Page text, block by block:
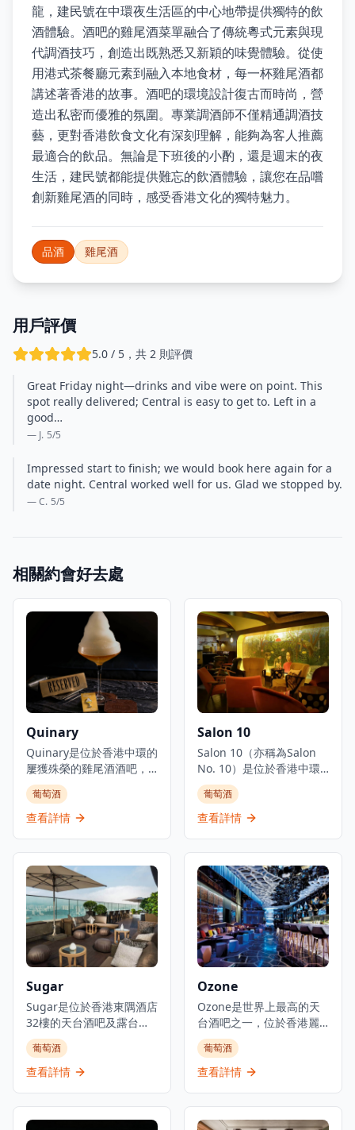
龍，建民號在中環夜生活區的中心地帶提供獨特的飲
酒體驗。酒吧的雞尾酒菜單融合了傳統粵式元素與現
代調酒技巧，創造出既熟悉又新穎的味覺體驗。從使
用港式茶餐廳元素到融入本地食材，每一杯雞尾酒都
講述著香港的故事。酒吧的環境設計復古而時尚，營
造出私密而優雅的氛圍。專業調酒師不僅精通調酒技
藝，更對香港飲食文化有深刻理解，能夠為客人推薦
最適合的飲品。無論是下班後的小酌，還是週末的夜
生活，建民號都能提供難忘的飲酒體驗，讓您在品嚐
創新雞尾酒的同時，感受香港文化的獨特魅力。
品酒 雞尾酒
用戶評價
5.0 / 5，共 2 則評價
Great Friday night—drinks and vibe were on point. This
spot really delivered; Central is easy to get to. Left in a
good…
— J. 5/5
Impressed start to finish; we would book here again for a
date night. Central worked well for us. Glad we stopped by.
— C. 5/5
相關約會好去處
Quinary
Quinary是位於香港中環的
屢獲殊榮的雞尾酒酒吧，
以其創新的分子調酒技術
和創意雞尾酒製作方法而
聞名。酒吧將科學技術與
酒融合了液氮、可食用薄
膜和芳香精華等元素。在
專業調酒師的帶領下，
Quinary在精緻現代的環境
中提供經典和前衛雞尾酒
的豐富菜單。該酒吧獲得
國際認可，被視為亞洲頂
引尋求優質手工雞尾酒和
高端飲酒體驗的本地人和
遊客。
葡萄酒
查看詳情
Salon 10
Salon 10（亦稱為Salon
No. 10）是位於香港中環
的私人會員沙龍和雞尾酒
酒吧，為創意專業人士、
鑑賞家、國際企業家和有
自發性和想像力的沙龍」
為理念，讓客人可以「在
門口卸下盔甲，展現真實
脆弱的自己」。空間設有
獨特的圓形艙門式入口，
猶如「中世紀現代洞
穴」，設有多個座位區
熱門窗邊角落。Salon 10
逢星期三至六晚上7時至凌
晨2時營業，舉辦各種活
動，包括現場音樂、DJ、
舞蹈表演和魔術表演，同
時提供雞尾酒和分享菜式
香港最時髦的酒吧之一 。
葡萄酒
查看詳情
Sugar
Sugar是位於香港東隅酒店
32樓的天台酒吧及露台，
是下班人群和尋求僻靜場
所的客人的社區熱點。這
個天台綠洲提供大膽原創
國際化精神的象徵。酒吧
葡萄酒
查看詳情
Ozone
Ozone是世界上最高的天
台酒吧之一，位於香港麗
思卡爾頓酒店環球貿易廣
場118樓。這間著名的酒吧
位於海拔480米的驚人高
據了118樓和露台的大部分
葡萄酒
查看詳情